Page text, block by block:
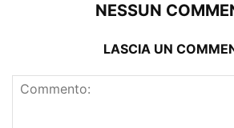
NESSUN
LASCIA UN